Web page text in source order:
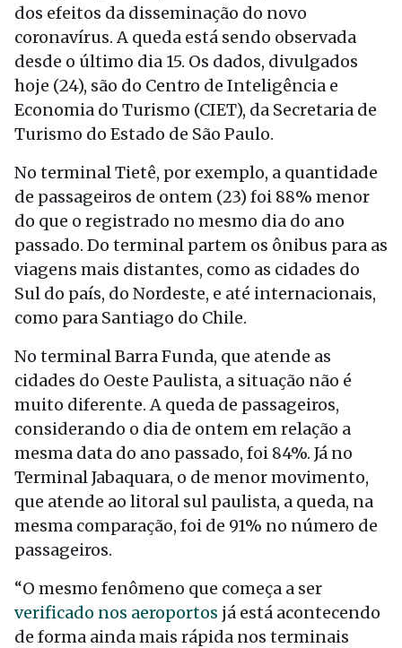
dos efeitos da disseminação do novo
coronavírus. A queda está sendo observada
desde o último dia 15. Os dados, divulgados
hoje (24), são do Centro de Inteligência e
Economia do Turismo (CIET), da Secretaria de
Turismo do Estado de São Paulo.
No terminal Tietê, por exemplo, a quantidade
de passageiros de ontem (23) foi 88% menor
do que o registrado no mesmo dia do ano
passado. Do terminal partem os ônibus para as
viagens mais distantes, como as cidades do
Sul do país, do Nordeste, e até internacionais,
como para Santiago do Chile.
No terminal Barra Funda, que atende as
cidades do Oeste Paulista, a situação não é
muito diferente. A queda de passageiros,
considerando o dia de ontem em relação a
mesma data do ano passado, foi 84%. Já no
Terminal Jabaquara, o de menor movimento,
que atende ao litoral sul paulista, a queda, na
mesma comparação, foi de 91% no número de
passageiros.
“O mesmo fenômeno que começa a ser
verificado nos aeroportos já está acontecendo
de forma ainda mais rápida nos terminais